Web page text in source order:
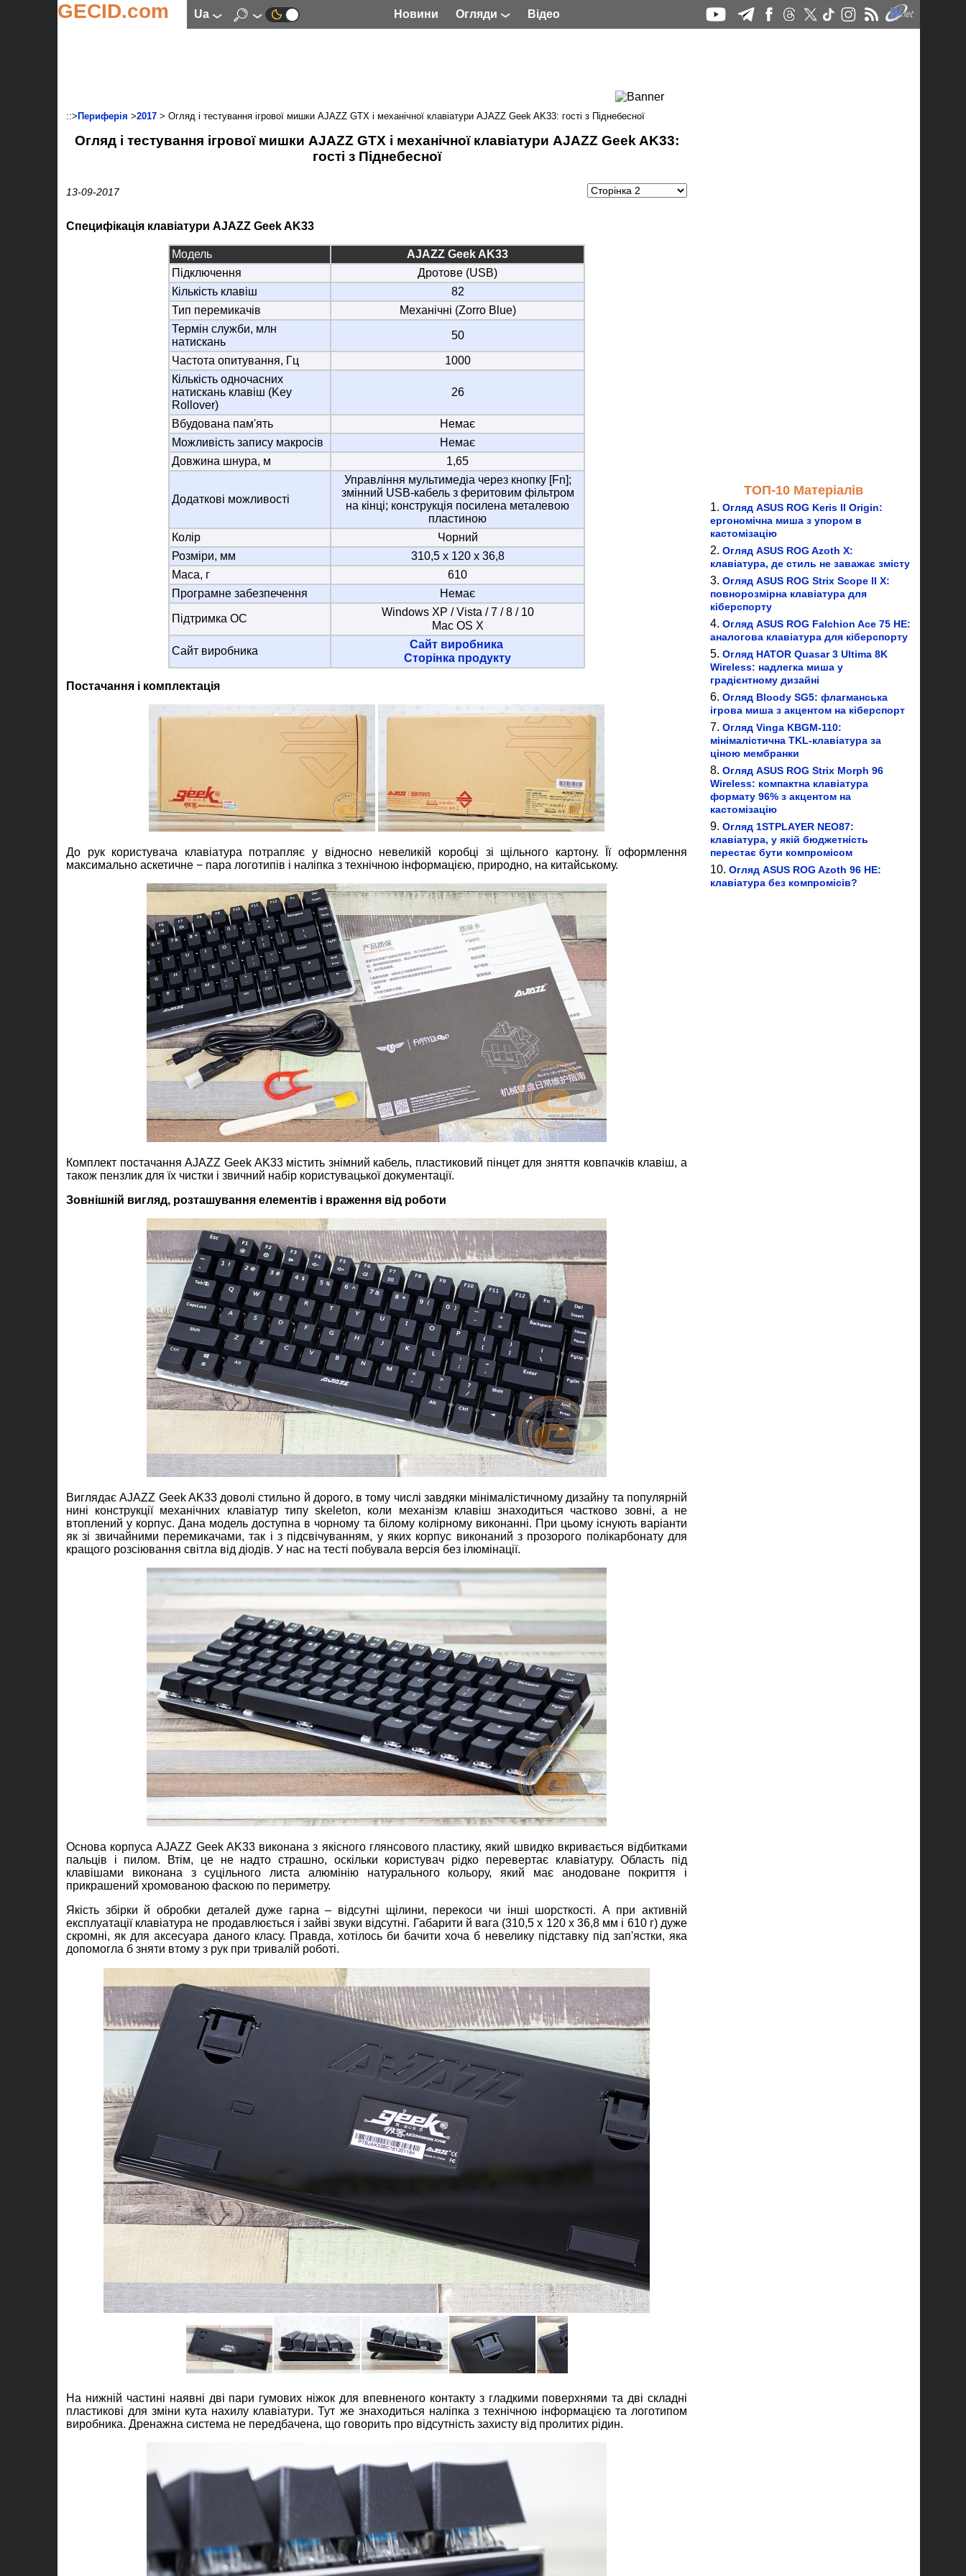
GECID.com ua Новини Огляди Відео
::> Периферія >2017 > Огляд і тестування ігрової мишки AJAZZ GTX і механічної клавіатури AJAZZ Geek AK33: гості з Піднебесної
Огляд і тестування ігрової мишки AJAZZ GTX і механічної клавіатури AJAZZ Geek AK33:
гості з Піднебесної
13-09-2017
Специфікація клавіатури AJAZZ Geek AK33
Модель
AJAZZ Geek AK33
Підключення
Дротове (USB)
Кількість клавіш
82
Тип перемикачів
Механічні (Zorro Blue)
Термін служби, млн
натискань
50
Частота опитування, Гц
1000
Кількість одночасних
натискань клавіш (Key
Rollover)
26
Вбудована пам'ять
Немає
Можливість запису макросів
Немає
Довжина шнура, м
1,65
Додаткові можливості
Управління мультимедіа через кнопку [Fn];
змінний USB-кабель з феритовим фільтром
на кінці; конструкція посилена металевою
пластиною
Колір
Чорний
Розміри, мм
310,5 х 120 х 36,8
Маса, г
610
Програмне забезпечення
Немає
Підтримка ОС
Windows ХP / Vista / 7 / 8 / 10
Mac OS X
Сайт виробника
Сайт виробника
Сторінка продукту
Постачання і комплектація
До рук користувача клавіатура потрапляє у відносно невеликій коробці зі щільного картону. Її оформлення
максимально аскетичне − пара логотипів і наліпка з технічною інформацією, природно, на китайському.
Комплект постачання AJAZZ Geek AK33 містить знімний кабель, пластиковий пінцет для зняття ковпачків клавіш, а
також пензлик для їх чистки і звичний набір користувацької документації.
Зовнішній вигляд, розташування елементів і враження від роботи
Виглядає AJAZZ Geek AK33 доволі стильно й дорого, в тому числі завдяки мінімалістичному дизайну та популярній
нині конструкції механічних клавіатур типу skeleton, коли механізм клавіш знаходиться частково зовні, а не
втоплений у корпус. Дана модель доступна в чорному та білому колірному виконанні. При цьому існують варіанти
як зі звичайними перемикачами, так і з підсвічуванням, у яких корпус виконаний з прозорого полікарбонату для
кращого розсіювання світла від діодів. У нас на тесті побувала версія без ілюмінації.
Основа корпуса AJAZZ Geek AK33 виконана з якісного глянсового пластику, який швидко вкривається відбитками
пальців і пилом. Втім, це не надто страшно, оскільки користувач рідко перевертає клавіатуру. Область під
клавішами виконана з суцільного листа алюмінію натурального кольору, який має анодоване покриття і
прикрашений хромованою фаскою по периметру.
Якість збірки й обробки деталей дуже гарна – відсутні щілини, перекоси чи інші шорсткості. А при активній
експлуатації клавіатура не продавлюється і зайві звуки відсутні. Габарити й вага (310,5 х 120 х 36,8 мм і 610 г) дуже
скромні, як для аксесуара даного класу. Правда, хотілось би бачити хоча б невелику підставку під зап'ястки, яка
допомогла б зняти втому з рук при тривалій роботі.
На нижній частині наявні дві пари гумових ніжок для впевненого контакту з гладкими поверхнями та дві складні
пластикові для зміни кута нахилу клавіатури. Тут же знаходиться наліпка з технічною інформацією та логотипом
виробника. Дренажна система не передбачена, що говорить про відсутність захисту від пролитих рідин.
ТОП-10 Матеріалів
Огляд ASUS ROG Keris II Origin:
ергономічна миша з упором в
кастомізацію
Огляд ASUS ROG Azoth X:
клавіатура, де стиль не заважає змісту
Огляд ASUS ROG Strix Scope II X:
повнорозмірна клавіатура для
кіберспорту
Огляд ASUS ROG Falchion Ace 75 HE:
аналогова клавіатура для кіберспорту
Огляд HATOR Quasar 3 Ultima 8K
Wireless: надлегка миша у
градієнтному дизайні
Огляд Bloody SG5: флагманська
ігрова миша з акцентом на кіберспорт
Огляд Vinga KBGM-110:
мінімалістична TKL-клавіатура за
ціною мембранки
Огляд ASUS ROG Strix Morph 96
Wireless: компактна клавіатура
формату 96% з акцентом на
кастомізацію
Огляд 1STPLAYER NEO87:
клавіатура, у якій бюджетність
перестає бути компромісом
Огляд ASUS ROG Azoth 96 HE:
клавіатура без компромісів?